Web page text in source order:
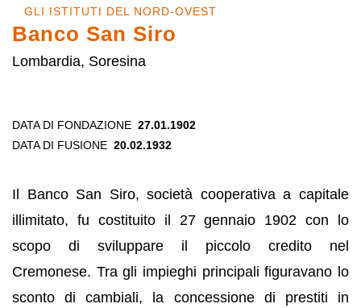
GLI ISTITUTI DEL NORD-OVEST
Banco San Siro
Lombardia, Soresina
DATA DI FONDAZIONE 27.01.1902
DATA DI FUSIONE 20.02.1932
Il Banco San Siro, società cooperativa a capitale
illimitato, fu costituito il 27 gennaio 1902 con lo
scopo di sviluppare il piccolo credito nel
Cremonese. Tra gli impieghi principali figuravano lo
sconto di cambiali, la concessione di prestiti in